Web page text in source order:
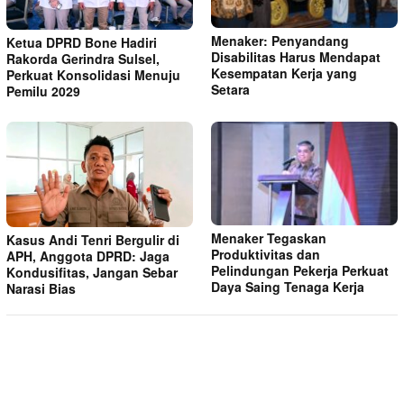
Ketua DPRD Bone Hadiri
Rakorda Gerindra Sulsel,
Perkuat Konsolidasi Menuju
Pemilu 2029
Menaker: Penyandang
Disabilitas Harus Mendapat
Kesempatan Kerja yang
Setara
Kasus Andi Tenri Bergulir di
APH, Anggota DPRD: Jaga
Kondusifitas, Jangan Sebar
Narasi Bias
Menaker Tegaskan
Produktivitas dan
Pelindungan Pekerja Perkuat
Daya Saing Tenaga Kerja